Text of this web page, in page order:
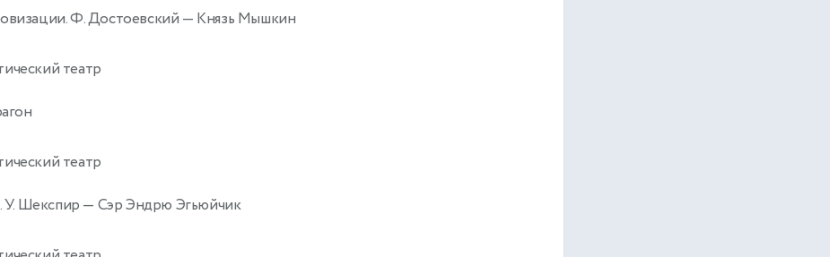
Ф. Достоевский — Князь Мышкин
театр
театр
У. Шекспир — Сэр Эндрю Эгьюйчик